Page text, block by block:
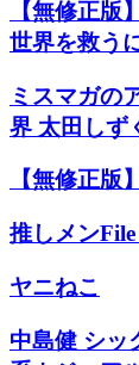
【無修正
世界を救う
ミスマガの
界 太田しず
【無修正版
推しメン
ヤニねこ
中島健 シッ